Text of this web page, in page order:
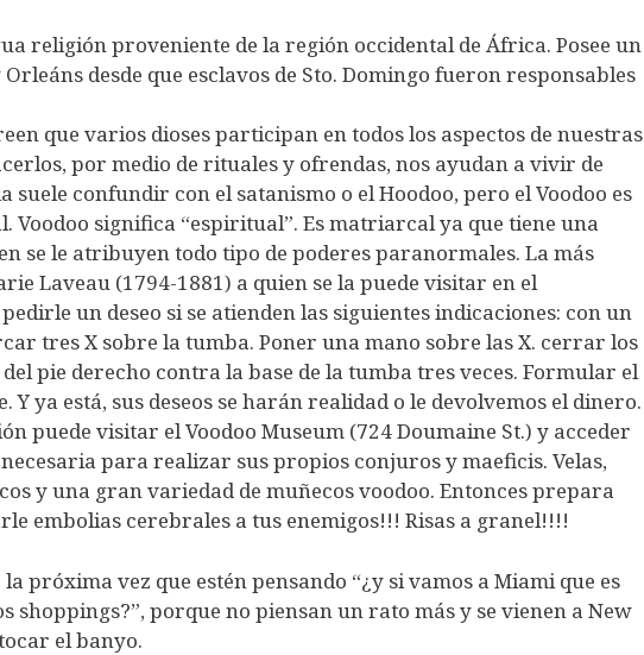
religión proveniente de la región occidental de África. Posee un
desde que esclavos de Sto. Domingo fueron responsables
que varios dioses participan en todos los aspectos de nuestras
por medio de rituales y ofrendas, nos ayudan a vivir de
suele confundir con el satanismo o el Hoodoo, pero el Voodoo es
Voodoo significa “espiritual”. Es matriarcal ya que tiene una
se le atribuyen todo tipo de poderes paranormales. La más
Laveau (1794-1881) a quien se la puede visitar en el
un deseo si se atienden las siguientes indicaciones: con un
tres X sobre la tumba. Poner una mano sobre las X. cerrar los
pie derecho contra la base de la tumba tres veces. Formular el
Y ya está, sus deseos se harán realidad o le devolvemos el dinero.
puede visitar el Voodoo Museum (724 Doumaine St.) y acceder
para realizar sus propios conjuros y maeficis. Velas,
y una gran variedad de muñecos voodoo. Entonces prepara
embolias cerebrales a tus enemigos!!! Risas a granel!!!!
la próxima vez que estén pensando “¿y si vamos a Miami que es
shoppings?”, porque no piensan un rato más y se vienen a New
el banyo.